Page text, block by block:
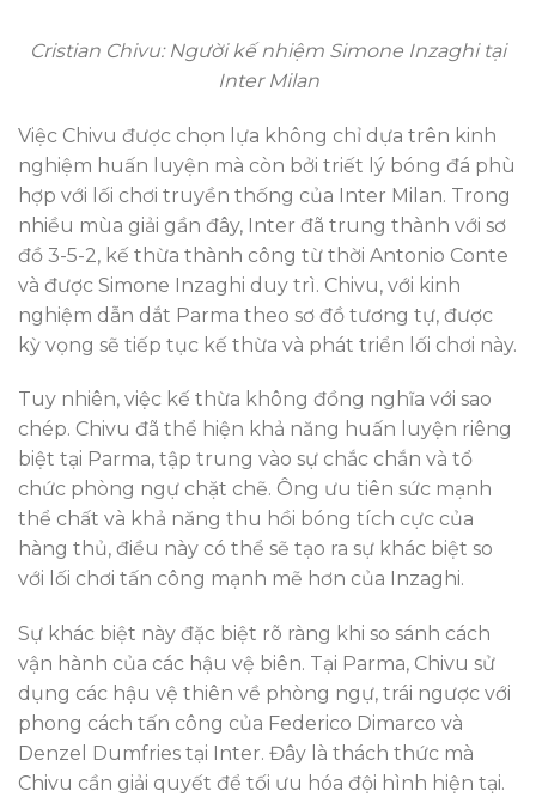
Cristian Chivu: Người kế nhiệm Simone Inzaghi tại
Inter Milan
Việc Chivu được chọn lựa không chỉ dựa trên kinh
nghiệm huấn luyện mà còn bởi triết lý bóng đá phù
hợp với lối chơi truyền thống của Inter Milan. Trong
nhiều mùa giải gần đây, Inter đã trung thành với sơ
đồ 3-5-2, kế thừa thành công từ thời Antonio Conte
và được Simone Inzaghi duy trì. Chivu, với kinh
nghiệm dẫn dắt Parma theo sơ đồ tương tự, được
kỳ vọng sẽ tiếp tục kế thừa và phát triển lối chơi này.
Tuy nhiên, việc kế thừa không đồng nghĩa với sao
chép. Chivu đã thể hiện khả năng huấn luyện riêng
biệt tại Parma, tập trung vào sự chắc chắn và tổ
chức phòng ngự chặt chẽ. Ông ưu tiên sức mạnh
thể chất và khả năng thu hồi bóng tích cực của
hàng thủ, điều này có thể sẽ tạo ra sự khác biệt so
với lối chơi tấn công mạnh mẽ hơn của Inzaghi.
Sự khác biệt này đặc biệt rõ ràng khi so sánh cách
vận hành của các hậu vệ biên. Tại Parma, Chivu sử
dụng các hậu vệ thiên về phòng ngự, trái ngược với
phong cách tấn công của Federico Dimarco và
Denzel Dumfries tại Inter. Đây là thách thức mà
Chivu cần giải quyết để tối ưu hóa đội hình hiện tại.